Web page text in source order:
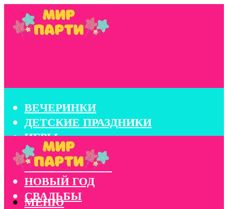
ВЕЧЕРИНКИ
ДЕТСКИЕ ПРАЗДНИКИ
ИГРЫ
КОНКУРСЫ
КОРПОРАТИВЫ
НОВЫЙ ГОД
СВАДЬБЫ
МЕНЮ